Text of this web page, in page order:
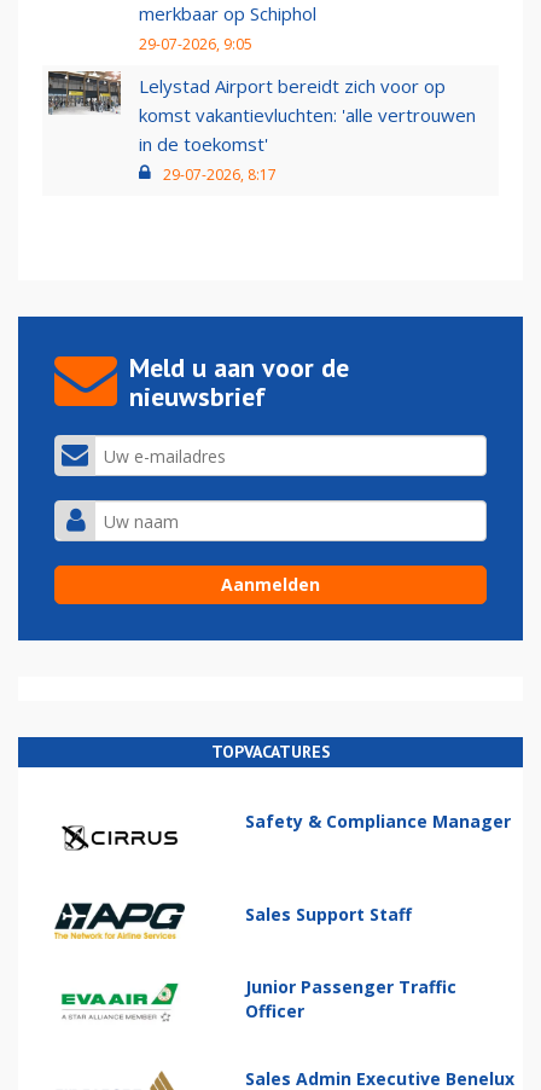
merkbaar op Schiphol
29-07-2026, 9:05
Lelystad Airport bereidt zich voor op
komst vakantievluchten: 'alle vertrouwen
in de toekomst'
29-07-2026, 8:17
Meld u aan voor de
nieuwsbrief
TOPVACATURES
Safety & Compliance Manager
Sales Support Staff
Junior Passenger Traffic
Officer
Sales Admin Executive Benelux